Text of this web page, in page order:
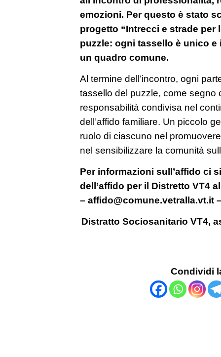
emozioni. Per questo è stato
progetto “Intrecci e strade per
puzzle: ogni tassello è unico
un quadro comune.
Al termine dell’incontro, ogni
tassello del puzzle, come segno
responsabilità condivisa nel
dell’affido familiare. Un piccolo
ruolo di ciascuno nel
nel sensibilizzare la comunità
Per informazioni sull’affido ci
dell’affido per il Distretto VT4
– affido@comune.vetralla.vt.it
Distratto Sociosanitario VT4,
Condividi